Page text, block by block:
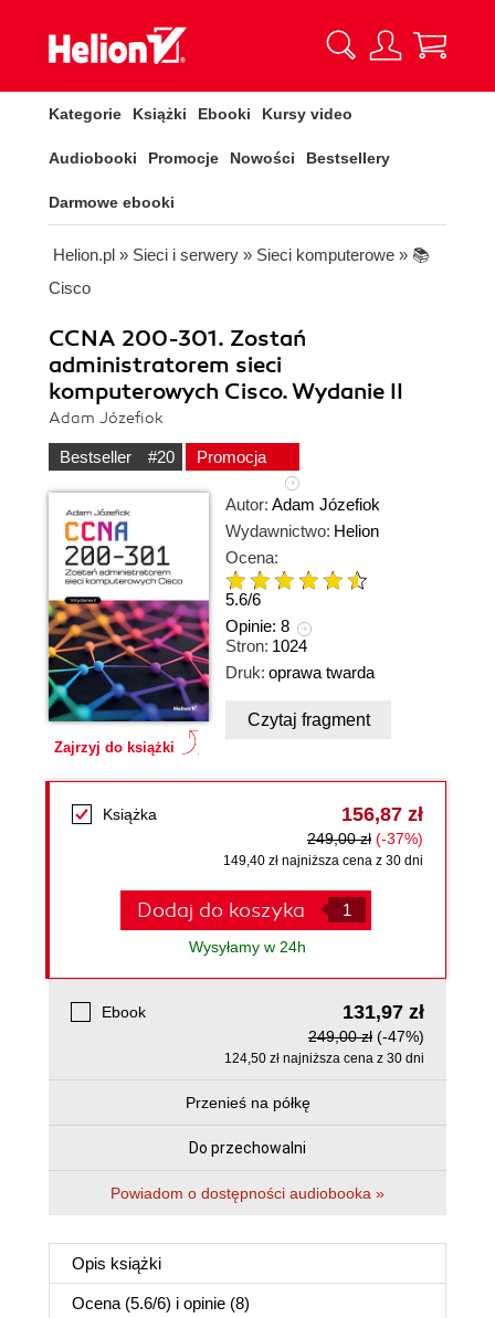
Kategorie Książki Ebooki Kursy video
Audiobooki Promocje Nowości Bestsellery
Darmowe ebooki
Helion.pl » Sieci i serwery » Sieci komputerowe » 📚
Cisco
CCNA 200-301. Zostań
administratorem sieci
komputerowych Cisco. Wydanie II
Adam Józefiok
Bestseller #20 Promocja
Zajrzyj do książki
Autor: Adam Józefiok
Wydawnictwo: Helion
Ocena:
5.6/6
Opinie: 8
Stron: 1024
Druk: oprawa twarda
Czytaj fragment
Książka 156,87 zł
249,00 zł (-37%)
149,40 zł najniższa cena z 30 dni
Dodaj do koszyka
Wysyłamy w 24h
Ebook 131,97 zł
249,00 zł (-47%)
124,50 zł najniższa cena z 30 dni
Przenieś na półkę
Do przechowalni
Powiadom o dostępności audiobooka »
Opis książki
Ocena (5.6/6) i opinie (8)